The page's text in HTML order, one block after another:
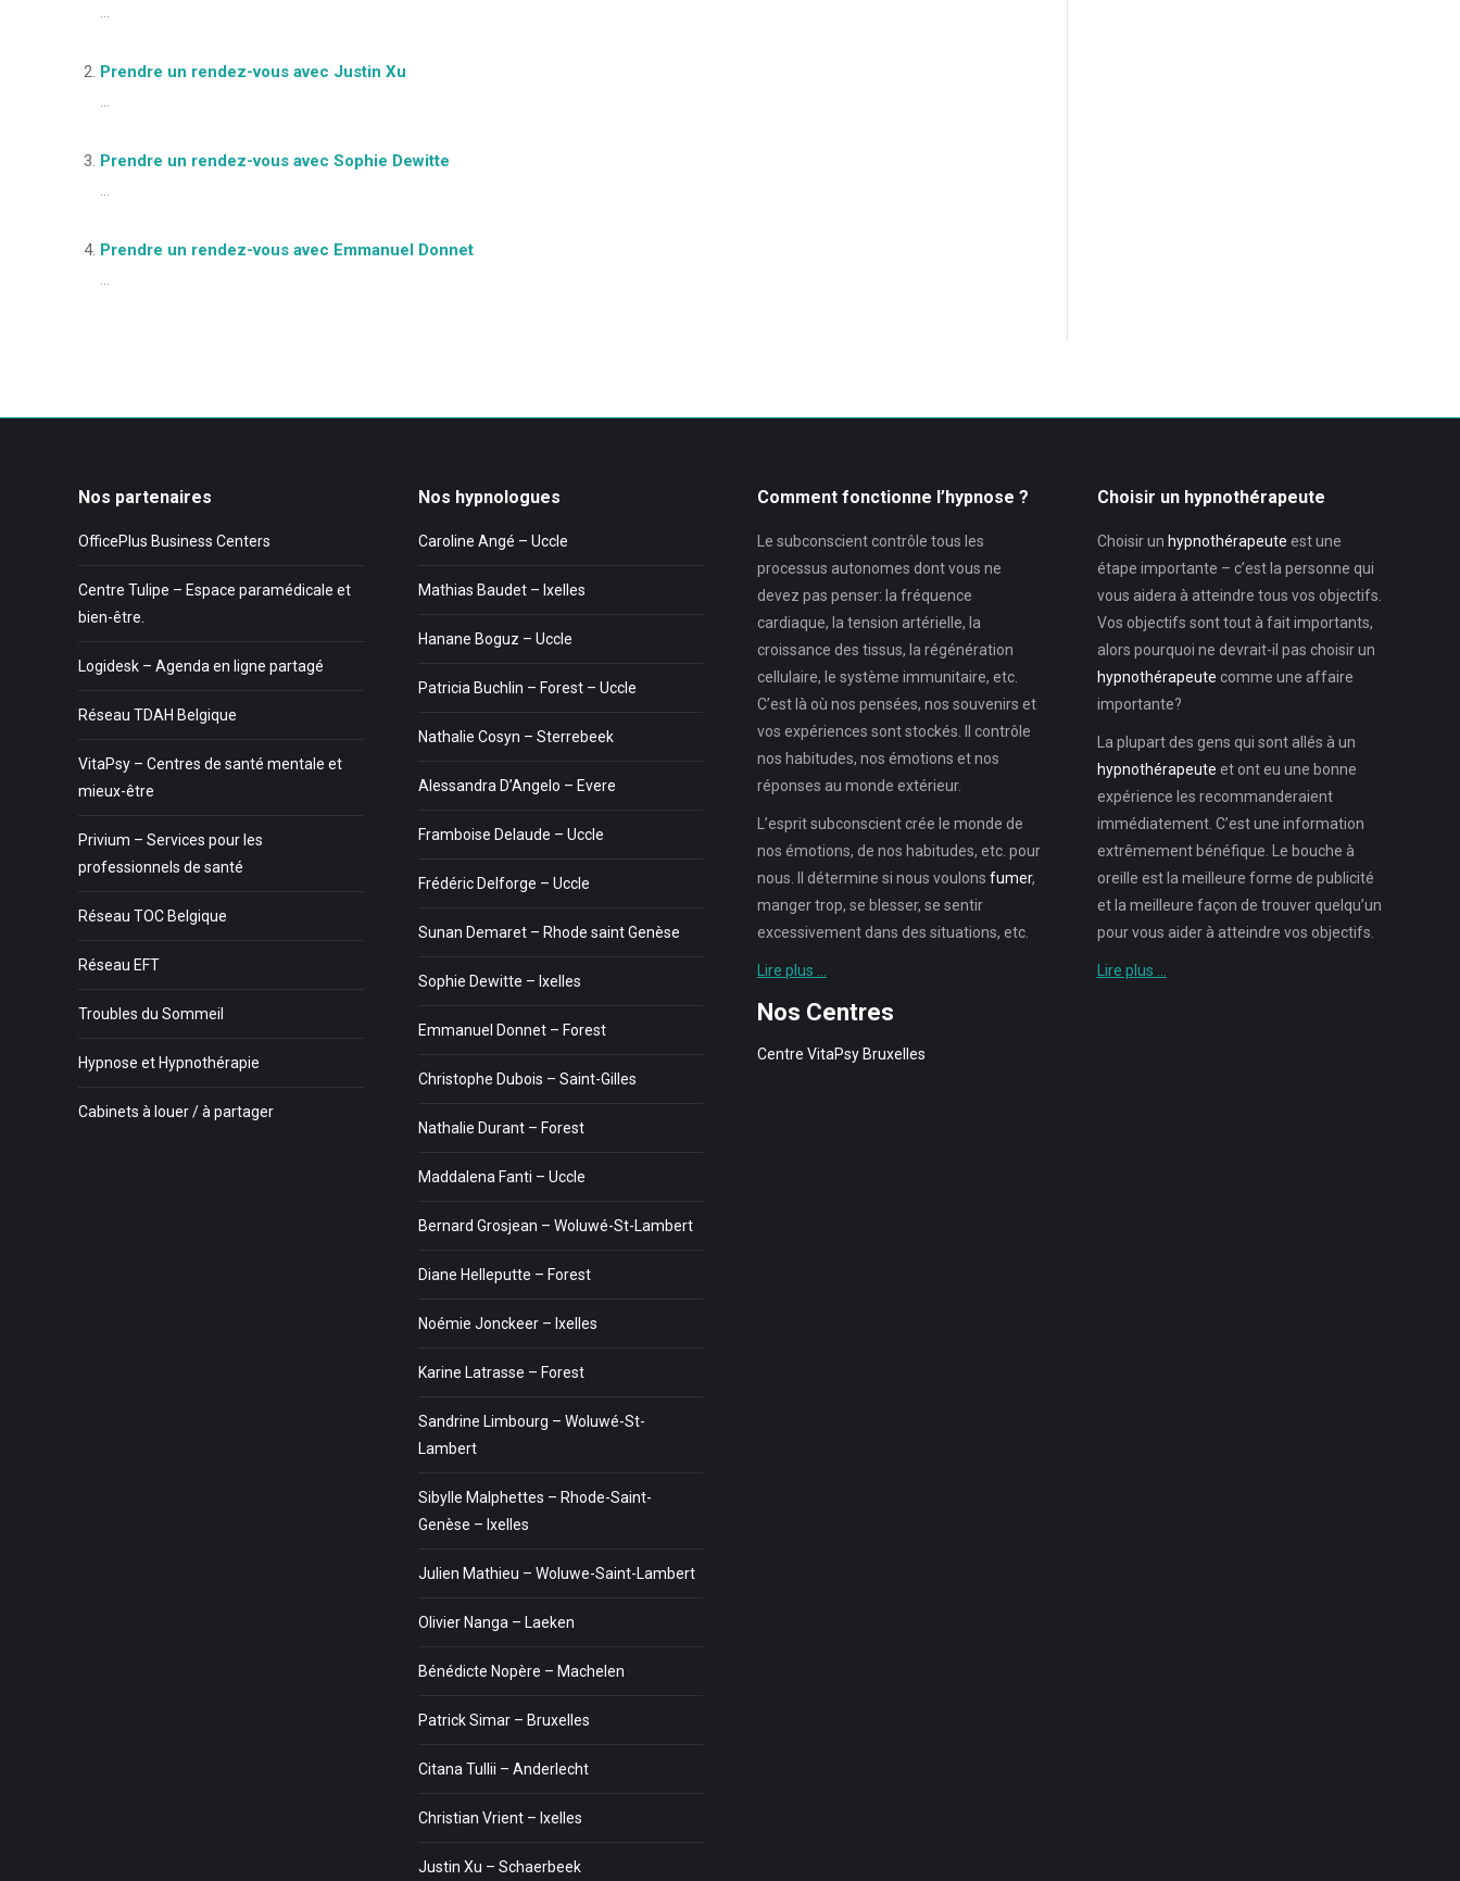
...
Prendre un rendez-vous avec Justin Xu
...
Prendre un rendez-vous avec Sophie Dewitte
...
Prendre un rendez-vous avec Emmanuel Donnet
...
Nos partenaires
OfficePlus Business Centers
Centre Tulipe – Espace paramédicale et
bien-être.
Logidesk – Agenda en ligne partagé
Réseau TDAH Belgique
VitaPsy – Centres de santé mentale et
mieux-être
Privium – Services pour les
professionnels de santé
Réseau TOC Belgique
Réseau EFT
Troubles du Sommeil
Hypnose et Hypnothérapie
Cabinets à louer / à partager
Nos hypnologues
Caroline Angé – Uccle
Mathias Baudet – Ixelles
Hanane Boguz – Uccle
Patricia Buchlin – Forest – Uccle
Nathalie Cosyn – Sterrebeek
Alessandra D’Angelo – Evere
Framboise Delaude – Uccle
Frédéric Delforge – Uccle
Sunan Demaret – Rhode saint Genèse
Sophie Dewitte – Ixelles
Emmanuel Donnet – Forest
Christophe Dubois – Saint-Gilles
Nathalie Durant – Forest
Maddalena Fanti – Uccle
Bernard Grosjean – Woluwé-St-Lambert
Diane Helleputte – Forest
Noémie Jonckeer – Ixelles
Karine Latrasse – Forest
Sandrine Limbourg – Woluwé-St-
Lambert
Sibylle Malphettes – Rhode-Saint-
Genèse – Ixelles
Julien Mathieu – Woluwe-Saint-Lambert
Olivier Nanga – Laeken
Bénédicte Nopère – Machelen
Patrick Simar – Bruxelles
Citana Tullii – Anderlecht
Christian Vrient – Ixelles
Justin Xu – Schaerbeek
Comment fonctionne l’hypnose ?
Le subconscient contrôle tous les
processus autonomes dont vous ne
devez pas penser: la fréquence
cardiaque, la tension artérielle, la
croissance des tissus, la régénération
cellulaire, le système immunitaire, etc.
C’est là où nos pensées, nos souvenirs et
vos expériences sont stockés. Il contrôle
nos habitudes, nos émotions et nos
réponses au monde extérieur.
L’esprit subconscient crée le monde de
nos émotions, de nos habitudes, etc. pour
nous. Il détermine si nous voulons fumer,
manger trop, se blesser, se sentir
excessivement dans des situations, etc.
Lire plus …
Nos Centres
Centre VitaPsy Bruxelles
Choisir un hypnothérapeute
Choisir un hypnothérapeute est une
étape importante – c’est la personne qui
vous aidera à atteindre tous vos objectifs.
Vos objectifs sont tout à fait importants,
alors pourquoi ne devrait-il pas choisir un
hypnothérapeute comme une affaire
importante?
La plupart des gens qui sont allés à un
hypnothérapeute et ont eu une bonne
expérience les recommanderaient
immédiatement. C’est une information
extrêmement bénéfique. Le bouche à
oreille est la meilleure forme de publicité
et la meilleure façon de trouver quelqu’un
pour vous aider à atteindre vos objectifs.
Lire plus …